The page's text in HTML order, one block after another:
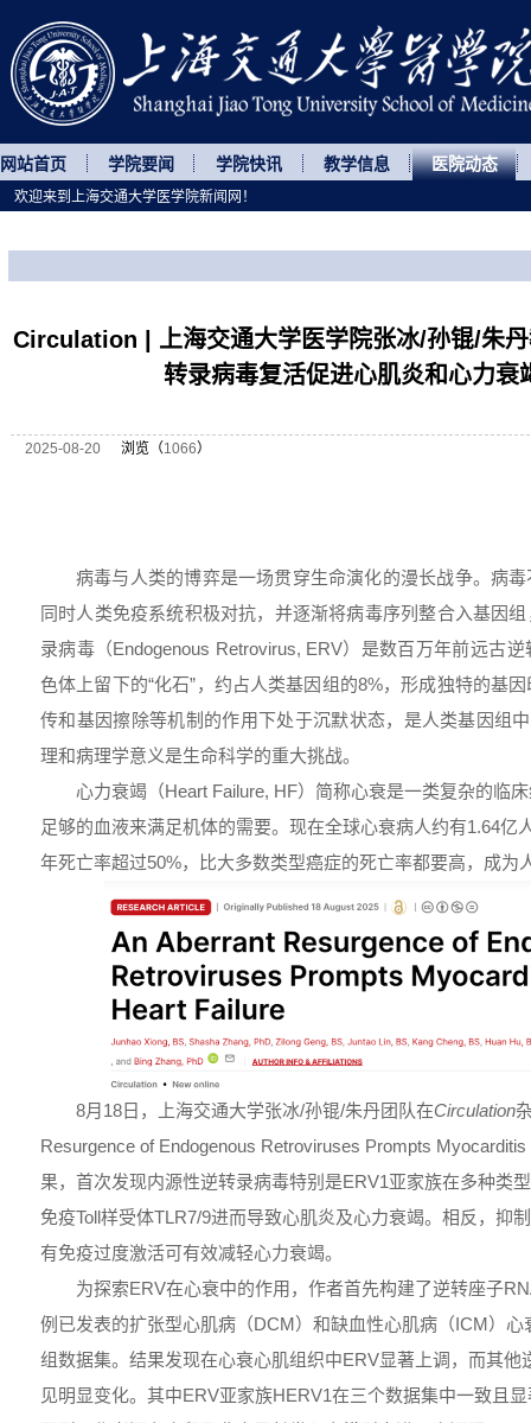
网站首页 学院要闻 学院快讯 教学信息 医院动态
Circulation | 上海交通大学医学院张冰/孙锟/朱
转录病毒复活促进心肌炎和心力衰
2025-08-20 浏览（1066）
病毒与人类的博弈是一场贯穿生命演化的漫长战争。病
同时人类免疫系统积极对抗，并逐渐将病毒序列整合入基因
录病毒（Endogenous Retrovirus, ERV）是数百万年前远古
色体上留下的“化石”，约占人类基因组的8%，形成独特的基
传和基因擦除等机制的作用下处于沉默状态，是人类基因组
理和病理学意义是生命科学的重大挑战。
心力衰竭（Heart Failure, HF）简称心衰是一类复杂的临
足够的血液来满足机体的需要。现在全球心衰病人约有1.64亿
年死亡率超过50%，比大多数类型癌症的死亡率都要高，成为
8月18日，上海交通大学张冰/孙锟/朱丹团队在Circulation
Resurgence of Endogenous Retroviruses Prompts
果，首次发现内源性逆转录病毒特别是ERV1亚家族在多种类
免疫Toll样受体TLR7/9进而导致心肌炎及心力衰竭。相反，抑
有免疫过度激活可有效减轻心力衰竭。
为探索ERV在心衰中的作用，作者首先构建了逆转座子
例已发表的扩张型心肌病（DCM）和缺血性心肌病（ICM）
组数据集。结果发现在心衰心肌组织中ERV显著上调，而其他
见明显变化。其中ERV亚家族HERV1在三个数据集中一致且
欢迎来到上海交通大学医学院新闻网！